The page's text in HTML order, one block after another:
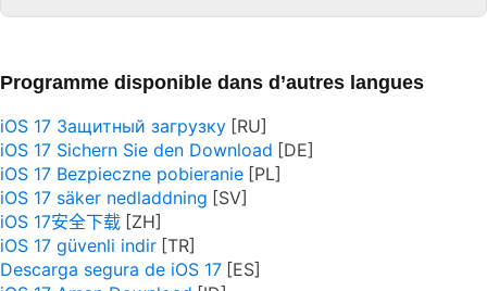
Programme disponible dans d’autres langues
iOS 17 Защитный загрузку
iOS 17 Sichern Sie den Download
iOS 17 Bezpieczne pobieranie
iOS 17 säker nedladdning
iOS 17安全下载
iOS 17 güvenli indir
Descarga segura de iOS 17